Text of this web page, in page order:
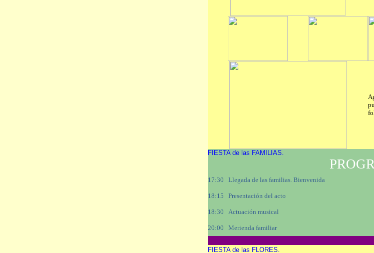
FIESTA de las FAMILIAS.
17:30 Llegada de las familias. Bienvenida
18:15 Presentación del acto
18:30 Actuación musical
20:00 Merienda familiar
FIESTA de las FLORES.